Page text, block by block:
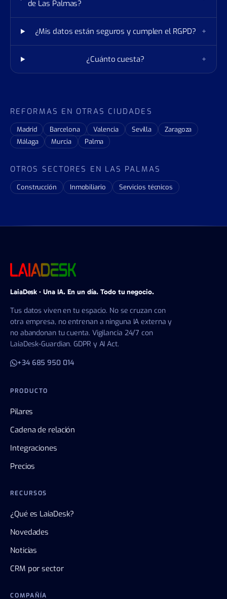
de Las Palmas?
¿Mis datos están seguros y cumplen el RGPD? +
¿Cuánto cuesta? +
REFORMAS EN OTRAS CIUDADES
Madrid Barcelona Valencia Sevilla
Zaragoza
Málaga
Murcia Palma
OTROS SECTORES EN LAS PALMAS
Construcción Inmobiliario Servicios técnicos
LaiaDesk · Una IA. En un día. Todo tu negocio.
Tus datos viven en tu espacio. No se cruzan con
otra empresa, no entrenan a ninguna IA externa y
no abandonan tu cuenta. Vigilancia 24/7 con
LaiaDesk-Guardian. GDPR y AI Act.
+34 685 950 014
PRODUCTO
Pilares
Cadena de relación
Integraciones
Precios
RECURSOS
¿Qué es LaiaDesk?
Novedades
Noticias
CRM por sector
COMPAÑÍA